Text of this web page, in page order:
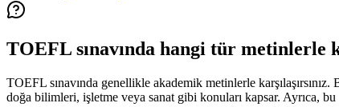
TOEFL sınavında hangi tür metinlerle
TOEFL sınavında genellikle akademik metinlerle
doğa bilimleri, işletme veya sanat gibi konuları kapsar. Ayrıca,